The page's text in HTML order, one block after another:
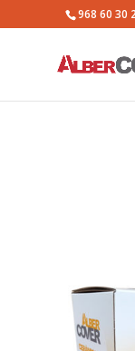
968 60 30